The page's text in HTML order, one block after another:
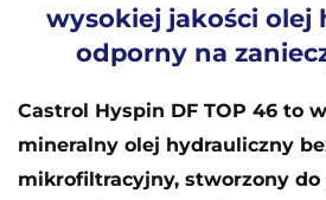
wysokiej jakości olej
odporny na
Castrol Hyspin DF TOP 46 to
mineralny olej hydrauliczny
mikrofiltracyjny, stworzony do